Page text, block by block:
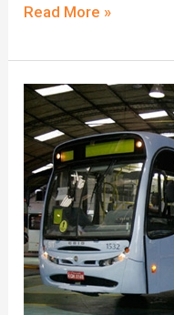
Monitoramento
Avançado:
Integrando
ADAS
para
Segurança
e
Eficiência
Read More »